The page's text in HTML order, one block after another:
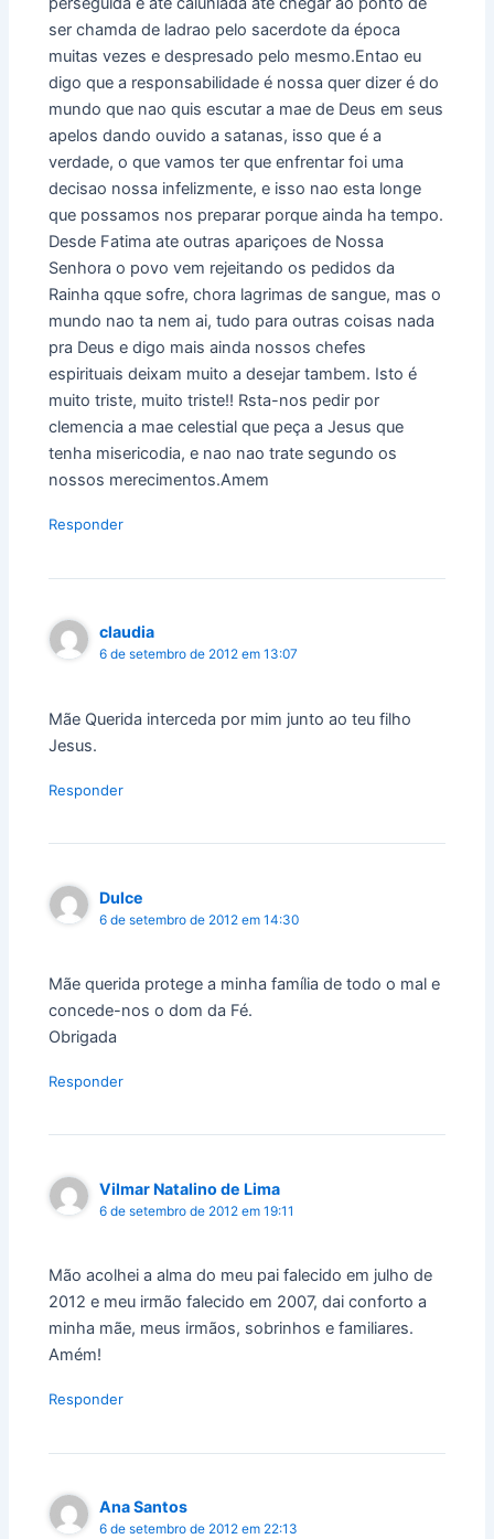
ser chamda de ladrao pelo sacerdote da época
muitas vezes e despresado pelo mesmo.Entao eu
digo que a responsabilidade é nossa quer dizer é do
mundo que nao quis escutar a mae de Deus em seus
apelos dando ouvido a satanas, isso que é a
verdade, o que vamos ter que enfrentar foi uma
decisao nossa infelizmente, e isso nao esta longe
que possamos nos preparar porque ainda ha tempo.
Desde Fatima ate outras apariçoes de Nossa
Senhora o povo vem rejeitando os pedidos da
Rainha qque sofre, chora lagrimas de sangue, mas o
mundo nao ta nem ai, tudo para outras coisas nada
pra Deus e digo mais ainda nossos chefes
espirituais deixam muito a desejar tambem. Isto é
muito triste, muito triste!! Rsta-nos pedir por
clemencia a mae celestial que peça a Jesus que
tenha misericodia, e nao nao trate segundo os
nossos merecimentos.Amem
Responder
claudia
6 de setembro de 2012 em 13:07
Mãe Querida interceda por mim junto ao teu filho
Jesus.
Responder
Dulce
6 de setembro de 2012 em 14:30
Mãe querida protege a minha família de todo o mal e
concede-nos o dom da Fé.
Obrigada
Responder
Vilmar Natalino de Lima
6 de setembro de 2012 em 19:11
Mão acolhei a alma do meu pai falecido em julho de
2012 e meu irmão falecido em 2007, dai conforto a
minha mãe, meus irmãos, sobrinhos e familiares.
Amém!
Responder
Ana Santos
6 de setembro de 2012 em 22:13